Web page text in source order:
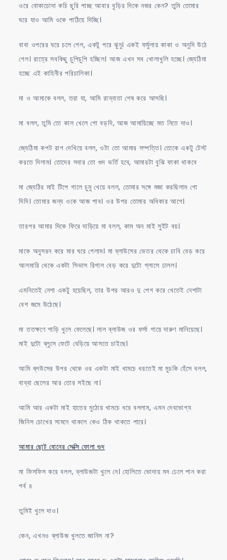
ওরে বোকাচোদা কচি ছুরি পাচ্ছ আবার বুড়ির দিকে নজর কেন? তুমি তোমার
ঘরে যাও আমি ওকে পাঠিয়ে দিচ্ছি।
বাবা ওপরের ঘরে চলে গেল, একটু পরে ঝুনু। একই ফর্মুলায় কাকা ও অনুদি উঠে
গেল। রাত্রে সবকিছু চুপিচুপি হচ্ছিল। আজ এখন সব খোলাখুলি হচ্ছে। জ্যেঠিমা
হচ্ছে এই কাহিনীর পরিচালিকা।
মা ও আমাকে বলল, তরা যা, আমি রান্নাতা শেষ করে আসছি।
মা বলল, তুমি তো কাল খেলে গো বড়দি, আজ আমায়িচ্ছে মত নিতে দাও।
জ্যেঠিমা কপট রাগ দেখিয়ে বলল, ওটা তো আমার সম্পত্তি। তোকে একটু টেস্ট
করতে দিলাম। তোদের সবার তো গুদ ভর্তি হবে, আমারটা বুঝি ফাকা থাকবে
মা জ্যেঠির মাই টিপে গালে চুমু খেয়ে বলল, তোমার সঙ্গে মজা করছিলাম গো
দিদি। তোমার জন্য ওকে আজ পাব। ওর উপর তোমার অধিকার আগে।
তারপর আমার দিকে ফিরে দাড়িয়ে মা বলল, কাম অন মাই সুইট বয়।
মাকে অনুসরন করে মার ঘরে গেলাম। মা ব্লাউসের ভেতর থেকে চাবি বেড় করে
আলমারি থেকে একটা সিভাস রিগাল বেড় করে দুটো গ্লাসে ঢালল।
এমনিতেই নেশা একটু হয়েছিল, তার উপর আরও দু পেগ করে খেতেই নেশাটা
বেশ জমে উঠেছে।
মা ততক্ষণে শাড়ি খুলে ফেলেছে। লাল ব্লাউজ ওর ফর্সা গায়ে দারুণ মানিয়েছে।
মাই দুটো ব্লুসে ফেটে বেড়িয়ে আসতে চাইছে।
আমি ব্লউসের উপর থেকে ওর একটা মাই খামচে ধরতেই মা মুচকি হেঁসে বলল,
বাব্বা ছেলের আর তোর সইছে না।
আমি আর একটা মাই হাতের মুঠোয় খামচে ধরে বললাম, এমন দেবভোগ্য
জিনিস চোখের সামনে থাকলে কেও ঠিক থাকতে পারে।
আমার ছোট বোনের সেক্সি ফোলা গুদ
মা ফিসফিস করে বলল, ব্লাউজটা খুলে নে। হোলিতে ভোদায় মদ ঢেলে পান করা
পর্ব ৪
তুমিই খুলে দাও।
কেন, এখনও ব্লাউজ খুলতে জানিস না?